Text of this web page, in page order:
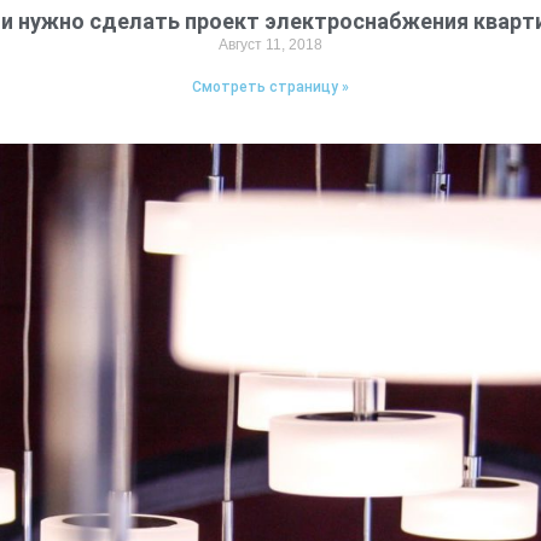
нужно сделать проект электроснабжения
Август 11, 2018
Смотреть страницу »